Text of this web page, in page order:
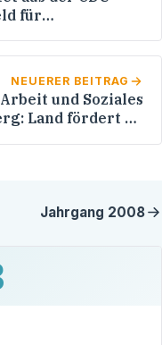
für
NEUERER BEITRAG
und Soziales
Land fördert St.
Jahrgang 2008